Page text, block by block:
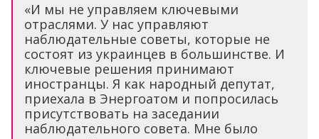
«И мы не управляем ключевыми
отраслями. У нас управляют
наблюдательные советы, которые не
состоят из украинцев в большинстве. И
ключевые решения принимают
иностранцы. Я как народный депутат,
приехала в Энергоатом и попросилась
присутствовать на заседании
наблюдательного совета. Мне было